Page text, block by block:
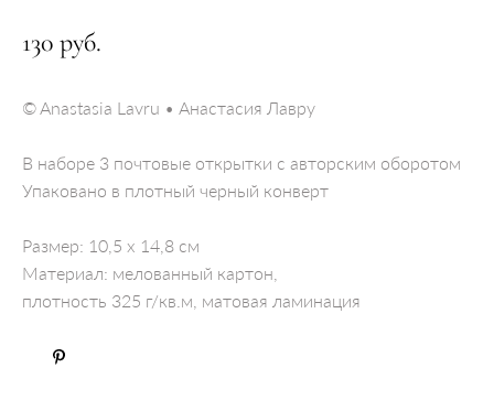
130 pуб.
© Anastasia Lavru • Анастасия Лавру
В наборе 3 почтовые открытки с авторским оборотом
Упаковано в плотный черный конверт
Размер: 10,5 x 14,8 см
Материал: мелованный картон,
плотность 325 г/кв.м, матовая ламинация